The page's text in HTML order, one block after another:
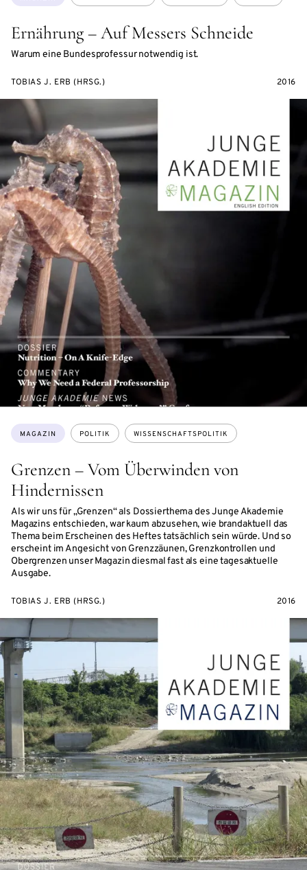
Ernährung – Auf Messers Schneide
Warum eine Bundesprofessur notwendig ist.
TOBIAS J. ERB (HRSG.) 2016
Grenzen – Vom Überwinden von
Hindernissen
Als wir uns für „Grenzen“ als Dossierthema des Junge Akademie
Magazins entschieden, war kaum abzusehen, wie brandaktuell das
Thema beim Erscheinen des Heftes tatsächlich sein würde. Und so
erscheint im Angesicht von Grenzzäunen, Grenzkontrollen und
Obergrenzen unser Magazin diesmal fast als eine tagesaktuelle
Ausgabe.
Themen:
MAGAZIN POLITIK WISSENSCHAFTSPOLITIK
TOBIAS J. ERB (HRSG.) 2016